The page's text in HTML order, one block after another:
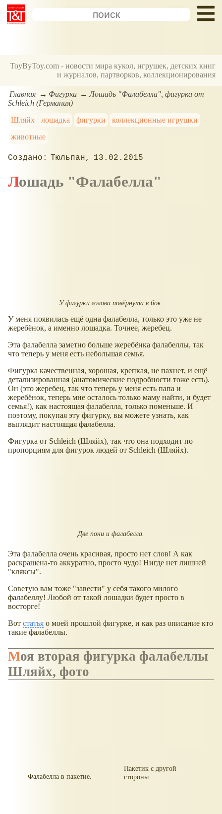
ToyByToy.com - новости мира кукол, игрушек, детских книг
и журналов, партворков, коллекционирования
Главная Фигурки
Лошадь "Фалабелла", фигурка от
Schleich (Германия)
Шляйх
лошадка фигурки
коллекционные игрушки
животные
Тюльпан 13.02.2015
Лошадь "Фалабелла"
У фигурки голова повёрнута в бок.
У меня появилась ещё одна фалабелла, только это уже не
жеребёнок, а именно лошадка. Точнее, жеребец.
Эта фалабелла заметно больше жеребёнка фалабеллы, так
что теперь у меня есть небольшая семья.
Фигурка качественная, хорошая, крепкая, не пахнет, и ещё
детализированная (анатомические подробности тоже есть).
Он (это жеребец, так что теперь у меня есть папа и
жеребёнок, теперь мне осталось только маму найти, и будет
семья!), как настоящая фалабелла, только поменьше. И
поэтому, покупая эту фигурку, вы можете узнать, как
выглядит настоящая фалабелла.
Фигурка от Schleich (Шляйх), так что она подходит по
пропорциям для фигурок людей от Schleich (Шляйх).
Две пони и фалабелла.
Эта фалабелла очень красивая, просто нет слов! А как
раскрашена-то аккуратно, просто чудо! Нигде нет лишней
"кляксы".
Советую вам тоже "завести" у себя такого милого
фалабеллу! Любой от такой лошадки будет просто в
восторге!
Вот статья о моей прошлой фигурке, и как раз описание кто
такие фалабеллы.
Моя вторая фигурка фалабеллы
Шляйх, фото
Фалабелла в пакетие.
Пакетик с другой
стороны.